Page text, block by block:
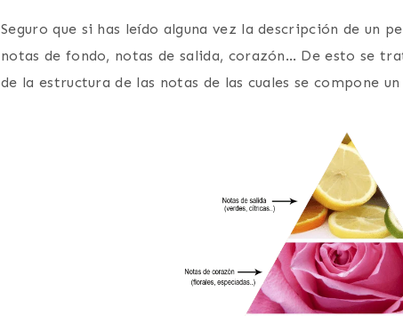
Seguro que si has leído alguna vez la descripción de un
notas de fondo, notas de salida, corazón… De esto se
de la estructura de las notas de las cuales se compone